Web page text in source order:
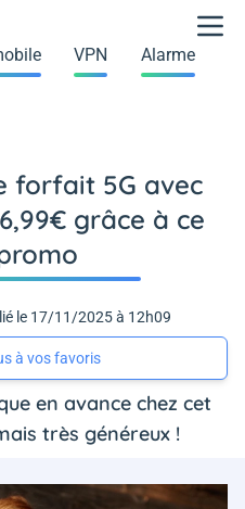
VPN Alarme
forfait 5G avec
grâce à ce
le 17/11/2025 à 12h09
à vos favoris
en avance chez cet
très généreux !